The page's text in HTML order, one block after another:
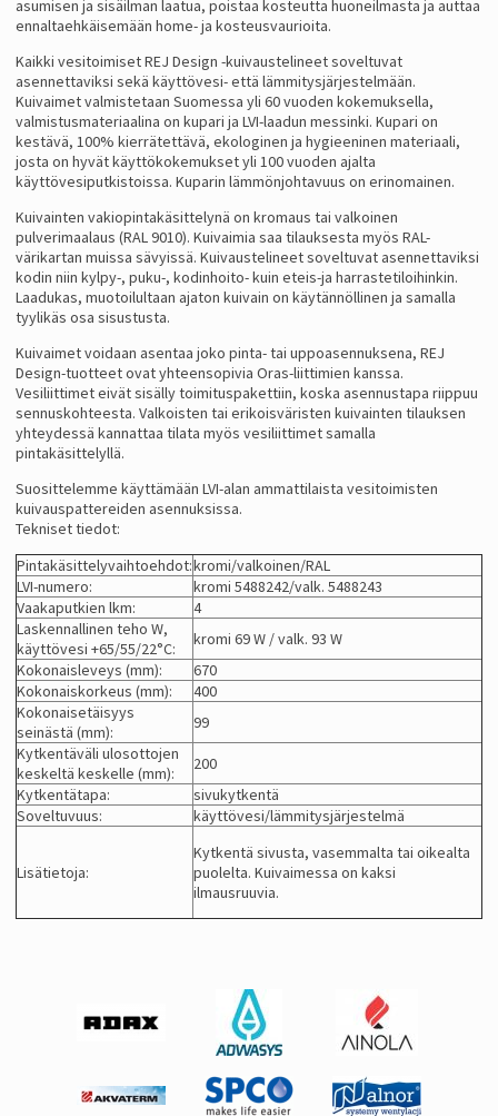
asumisen ja sisäilman laatua, poistaa kosteutta huoneilmasta ja auttaa
ennaltaehkäisemään home- ja kosteusvaurioita.
Kaikki vesitoimiset REJ Design -kuivaustelineet soveltuvat
asennettaviksi sekä käyttövesi- että lämmitysjärjestelmään.
Kuivaimet valmistetaan Suomessa yli 60 vuoden kokemuksella,
valmistusmateriaalina on kupari ja LVI-laadun messinki. Kupari on
kestävä, 100% kierrätettävä, ekologinen ja hygieeninen materiaali,
josta on hyvät käyttökokemukset yli 100 vuoden ajalta
käyttövesiputkistoissa. Kuparin lämmönjohtavuus on erinomainen.
Kuivainten vakiopintakäsittelynä on kromaus tai valkoinen
pulverimaalaus (RAL 9010). Kuivaimia saa tilauksesta myös RAL-
värikartan muissa sävyissä. Kuivaustelineet soveltuvat asennettaviksi
kodin niin kylpy-, puku-, kodinhoito- kuin eteis-ja harrastetiloihinkin.
Laadukas, muotoilultaan ajaton kuivain on käytännöllinen ja samalla
tyylikäs osa sisustusta.
Kuivaimet voidaan asentaa joko pinta- tai uppoasennuksena, REJ
Design-tuotteet ovat yhteensopivia Oras-liittimien kanssa.
Vesiliittimet eivät sisälly toimituspakettiin, koska asennustapa riippuu
sennuskohteesta. Valkoisten tai erikoisväristen kuivainten tilauksen
yhteydessä kannattaa tilata myös vesiliittimet samalla
pintakäsittelyllä.
Suosittelemme käyttämään LVI-alan ammattilaista vesitoimisten
kuivauspattereiden asennuksissa.
Tekniset tiedot:
Pintakäsittelyvaihtoehdot:kromi/valkoinen/RAL
LVI-numero:
kromi 5488242/valk. 5488243
Vaakaputkien lkm:
4
Laskennallinen teho W,
käyttövesi +65/55/22°C:
kromi 69 W / valk. 93 W
Kokonaisleveys (mm):
670
Kokonaiskorkeus (mm):
400
Kokonaisetäisyys
seinästä (mm):
99
Kytkentäväli ulosottojen
keskeltä keskelle (mm):
200
Kytkentätapa:
sivukytkentä
Soveltuvuus:
käyttövesi/lämmitysjärjestelmä
Lisätietoja:
Kytkentä sivusta, vasemmalta tai oikealta
puolelta. Kuivaimessa on kaksi
ilmausruuvia.